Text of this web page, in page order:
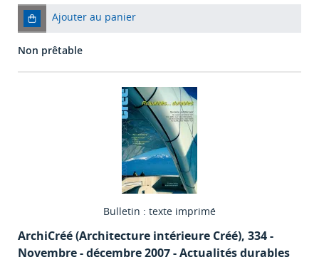
Ajouter au panier
Non prêtable
Bulletin : texte imprimé
ArchiCréé (Architecture intérieure Créé), 334 -
Novembre - décembre 2007 - Actualités durables